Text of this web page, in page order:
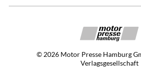
© 2026 Motor Presse Hamburg
Verlagsgesellschaft